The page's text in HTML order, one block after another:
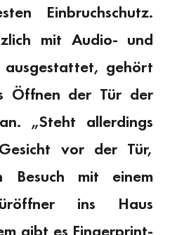
Einbruchschutz.
mit Audio- und
ausgestattet, gehört
Öffnen der Tür der
„Steht allerdings
vor der Tür,
Besuch mit einem
ins Haus
gibt es Fingerprint-